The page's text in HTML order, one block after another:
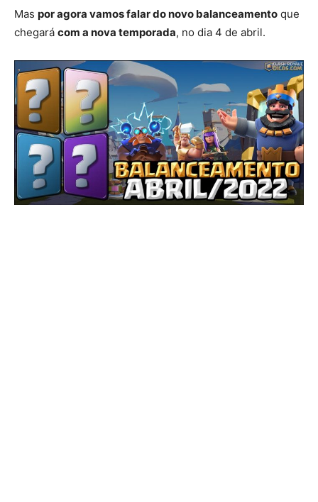
Mas por agora vamos falar do novo balanceamento que
chegará com a nova temporada, no dia 4 de abril.